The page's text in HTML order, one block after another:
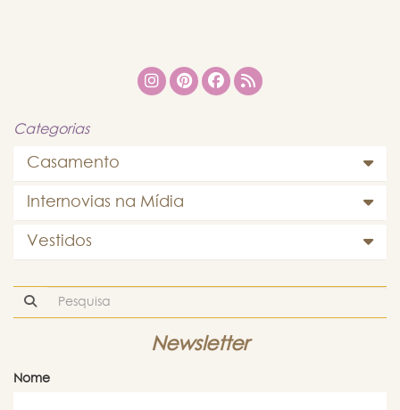
Categorias
Casamento
Internovias na Mídia
Vestidos
Newsletter
Nome